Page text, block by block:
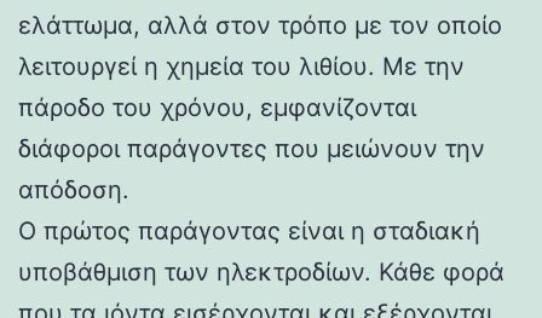
ελάττωμα, αλλά στον τρόπο με τον οποίο
λειτουργεί η χημεία του λιθίου. Με την
πάροδο του χρόνου, εμφανίζονται
διάφοροι παράγοντες που μειώνουν την
απόδοση.
Ο πρώτος παράγοντας είναι η σταδιακή
υποβάθμιση των ηλεκτροδίων. Κάθε φορά